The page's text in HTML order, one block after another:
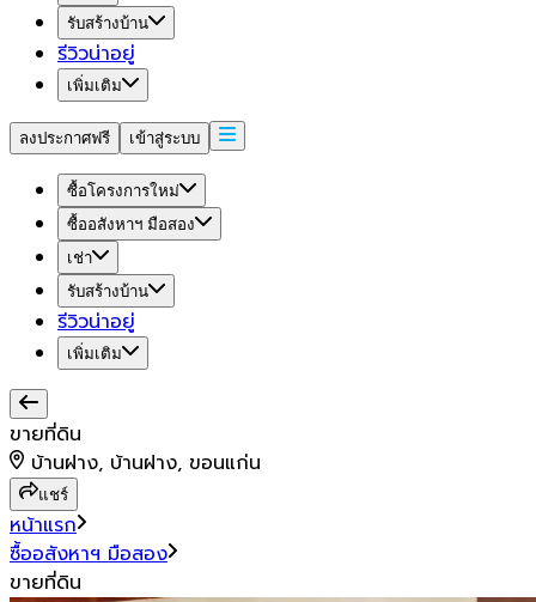
รับสร้างบ้าน
รีวิวน่าอยู่
เพิ่มเติม
ลงประกาศฟรี เข้าสู่ระบบ
ซื้อโครงการใหม่
ซื้ออสังหาฯ มือสอง
เช่า
รับสร้างบ้าน
รีวิวน่าอยู่
เพิ่มเติม
ขายที่ดิน
บ้านฝาง, บ้านฝาง, ขอนแก่น
แชร์
หน้าแรก
ซื้ออสังหาฯ มือสอง
ขายที่ดิน